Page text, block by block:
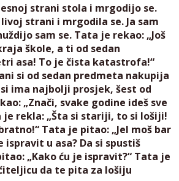
strani stola i mrgodijo se.
strani i mrgodila se. Ja sam
sam se. Tata je rekao: „Još
škole, a ti od sedan
asa! To je čista katastrofa!“
si od sedan predmeta nakupija
ima najbolji prosjek, šest od
„Znači, svake godine ideš sve
je rekla: „Šta si stariji, to si lošiji!
Tata je pitao: „Jel moš bar
ispravit u asa? Da si spustiš
„Kako ću je ispravit?“ Tata je
da te pita za lošiju